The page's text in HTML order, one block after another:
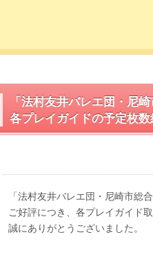
「法村友井バレエ団・尼
各プレイガイドの予定枚数
「法村友井バレエ団・尼崎市総
ご好評につき、各プレイガイド
誠にありがとうございました。